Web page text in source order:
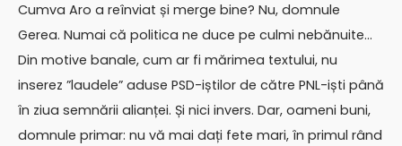
Cumva Aro a reînviat și merge bine? Nu, domnule
Gerea. Numai că politica ne duce pe culmi nebănuite…
Din motive banale, cum ar fi mărimea textului, nu
inserez ”laudele” aduse PSD-iștilor de către PNL-iști până
în ziua semnării alianței. Și nici invers. Dar, oameni buni,
domnule primar: nu vă mai dați fete mari, în primul rând